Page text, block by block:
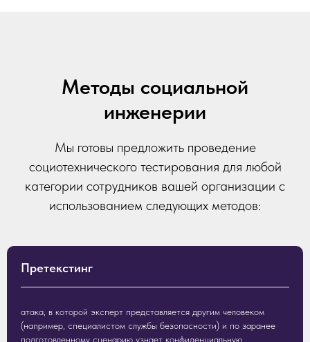
Методы социальной
инженерии
Мы готовы предложить проведение
социотехнического тестирования для любой
категории сотрудников вашей организации с
использованием следующих методов:
Претекстинг
атака, в которой эксперт представляется другим человеком
(например, специалистом службы безопасности) и по заранее
подготовленному сценарию узнает конфиденциальную